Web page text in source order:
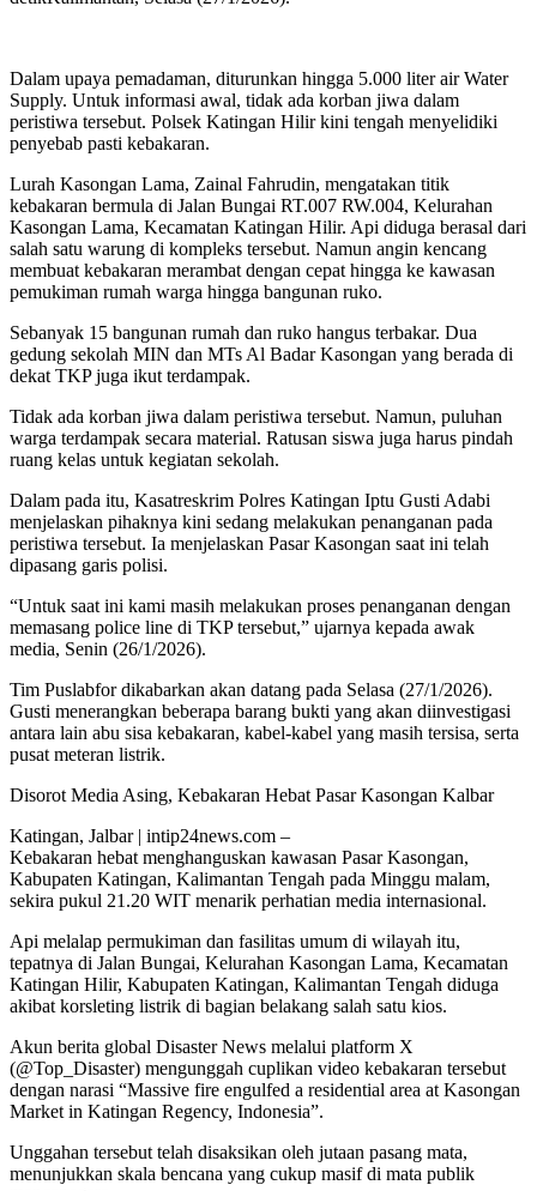
Dalam upaya pemadaman, diturunkan hingga 5.000 liter air Water
Supply. Untuk informasi awal, tidak ada korban jiwa dalam
peristiwa tersebut. Polsek Katingan Hilir kini tengah menyelidiki
penyebab pasti kebakaran.
Lurah Kasongan Lama, Zainal Fahrudin, mengatakan titik
kebakaran bermula di Jalan Bungai RT.007 RW.004, Kelurahan
Kasongan Lama, Kecamatan Katingan Hilir. Api diduga berasal dari
salah satu warung di kompleks tersebut. Namun angin kencang
membuat kebakaran merambat dengan cepat hingga ke kawasan
pemukiman rumah warga hingga bangunan ruko.
Sebanyak 15 bangunan rumah dan ruko hangus terbakar. Dua
gedung sekolah MIN dan MTs Al Badar Kasongan yang berada di
dekat TKP juga ikut terdampak.
Tidak ada korban jiwa dalam peristiwa tersebut. Namun, puluhan
warga terdampak secara material. Ratusan siswa juga harus pindah
ruang kelas untuk kegiatan sekolah.
Dalam pada itu, Kasatreskrim Polres Katingan Iptu Gusti Adabi
menjelaskan pihaknya kini sedang melakukan penanganan pada
peristiwa tersebut. Ia menjelaskan Pasar Kasongan saat ini telah
dipasang garis polisi.
“Untuk saat ini kami masih melakukan proses penanganan dengan
memasang police line di TKP tersebut,” ujarnya kepada awak
media, Senin (26/1/2026).
Tim Puslabfor dikabarkan akan datang pada Selasa (27/1/2026).
Gusti menerangkan beberapa barang bukti yang akan diinvestigasi
antara lain abu sisa kebakaran, kabel-kabel yang masih tersisa, serta
pusat meteran listrik.
Disorot Media Asing, Kebakaran Hebat Pasar Kasongan Kalbar
Katingan, Jalbar | intip24news.com –
Kebakaran hebat menghanguskan kawasan Pasar Kasongan,
Kabupaten Katingan, Kalimantan Tengah pada Minggu malam,
sekira pukul 21.20 WIT menarik perhatian media internasional.
Api melalap permukiman dan fasilitas umum di wilayah itu,
tepatnya di Jalan Bungai, Kelurahan Kasongan Lama, Kecamatan
Katingan Hilir, Kabupaten Katingan, Kalimantan Tengah diduga
akibat korsleting listrik di bagian belakang salah satu kios.
​Akun berita global Disaster News melalui platform X
(@Top_Disaster) mengunggah cuplikan video kebakaran tersebut
dengan narasi “Massive fire engulfed a residential area at Kasongan
Market in Katingan Regency, Indonesia”.
Unggahan tersebut telah disaksikan oleh jutaan pasang mata,
menunjukkan skala bencana yang cukup masif di mata publik